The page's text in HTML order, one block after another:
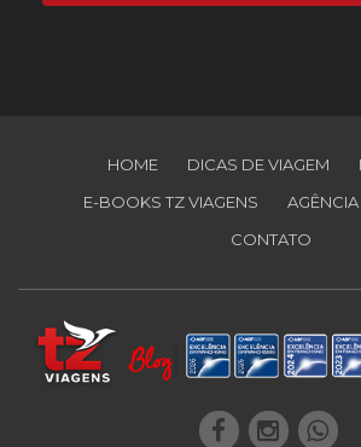
HOME DICAS DE VIAGEM
E-BOOKS TZ VIAGENS
CONTATO